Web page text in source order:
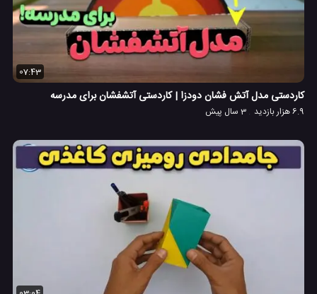
07:43
کاردستی مدل آتش فشان دودزا | کاردستی آتشفشان برای مدرسه
6.9 هزار بازدید 3 سال پیش